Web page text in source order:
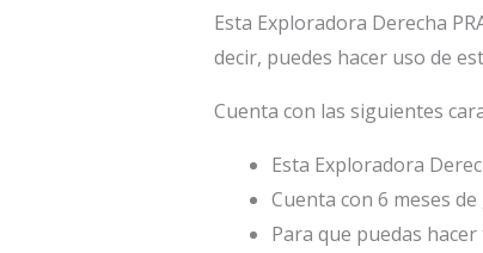
Esta Exploradora Derecha
decir, puedes hacer uso de
Cuenta con las siguientes
Esta Exploradora
Cuenta con 6 meses
Para que puedas